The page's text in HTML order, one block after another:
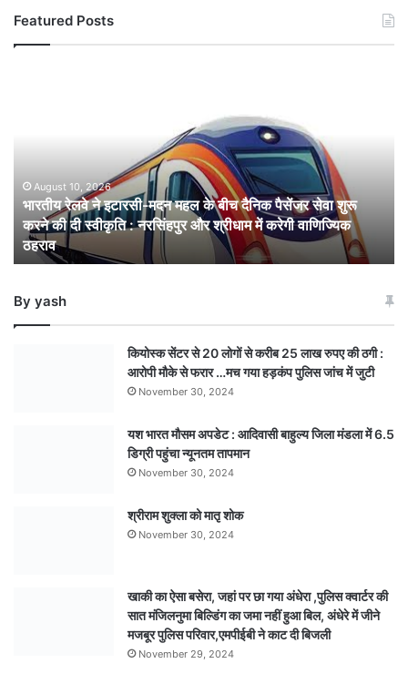
Featured Posts
बीच
दैनिक
पैसेंजर
सेवा
करने
August 10, 2026
भारतीय रेलवे ने इटारसी-मदन महल के बीच दैनिक पैसेंजर सेवा शुरू
करने की दी स्वीकृति : नरसिंहपुर और श्रीधाम में करेगी वाणिज्यिक
ठहराव
By yash
कियोस्क सेंटर से 20 लोगों से करीब 25 लाख रुपए की ठगी :
आरोपी मौके से फरार …मच गया हड़कंप पुलिस जांच में जुटी
November 30, 2024
यश भारत मौसम अपडेट : आदिवासी बाहुल्य जिला मंडला में 6.5
डिग्री पहुंचा न्यूनतम तापमान
November 30, 2024
श्रीराम शुक्ला को मातृ शोक
November 30, 2024
खाकी का ऐसा बसेरा, जहां पर छा गया अंधेरा ,पुलिस क्वार्टर की
सात मंजिलनुमा बिल्डिंग का जमा नहीं हुआ बिल, अंधेरे में जीने
मजबूर पुलिस परिवार,एमपीईबी ने काट दी बिजली
November 29, 2024